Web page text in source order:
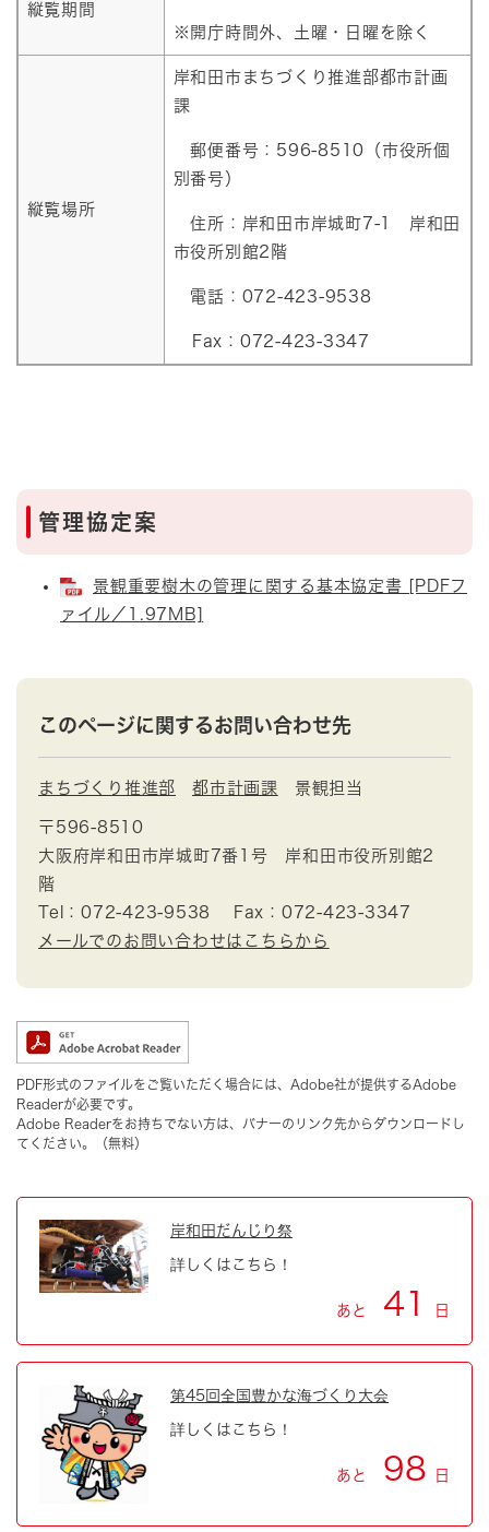
縦覧期間
※開庁時間外、土曜・日曜を除く
縦覧場所
岸和田市まちづくり推進部都市計画
課
郵便番号：596-8510（市役所個
別番号）
住所：岸和田市岸城町7-1 岸和田
市役所別館2階
電話：072-423-9538
Fax：072-423-3347
管理協定案
景観重要樹木の管理に関する基本協定書 [PDFフ
ァイル／1.97MB]
このページに関するお問い合わせ先
まちづくり推進部 都市計画課 景観担当
〒596-8510
大阪府岸和田市岸城町7番1号 岸和田市役所別館2
階
Tel：072-423-9538
Fax：072-423-3347
メールでのお問い合わせはこちらから
PDF形式のファイルをご覧いただく場合には、Adobe社が提供するAdobe
Readerが必要です。
Adobe Readerをお持ちでない方は、バナーのリンク先からダウンロードし
てください。（無料）
岸和田だんじり祭
詳しくはこちら！
あと 41 日
第45回全国豊かな海づくり大会
詳しくはこちら！
あと 98 日